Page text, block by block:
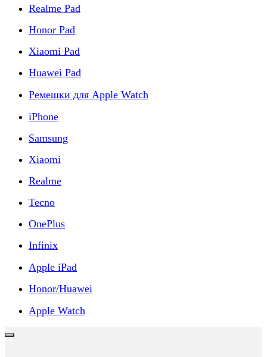
Realme Pad
Honor Pad
Xiaomi Pad
Huawei Pad
Ремешки для Apple Watch
iPhone
Samsung
Xiaomi
Realme
Tecno
OnePlus
Infinix
Apple iPad
Honor/Huawei
Apple Watch